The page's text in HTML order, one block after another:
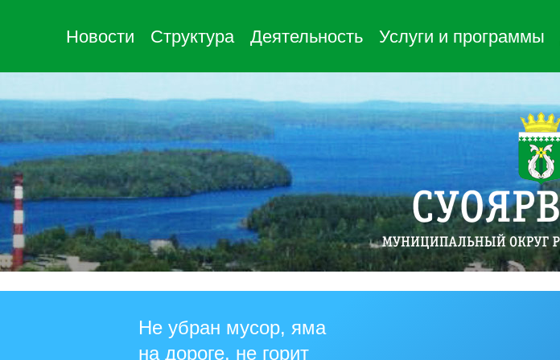
Новости Структура Деятельность Услуги и программы
Не убран мусор, яма
на дороге, не горит